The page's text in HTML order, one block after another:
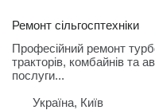
Ремонт сільгосптехніки
Професійний ремонт
тракторів, комбайнів та
послуги...
Україна, Київ